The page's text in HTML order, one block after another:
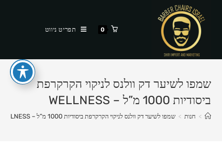
content
0 תפריט ניווט
שמפו לשיער דק וולנס לניקוי הקרקרפת
ביסודיות 1000 מ”ל – WELLNESS
> חנות > שמפו לשיער דק וולנס לניקוי הקרקרפת ביסודיות 1000 מ”ל – WELLNESS